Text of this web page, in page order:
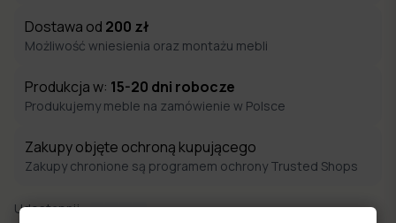
Dostawa od 200 zł
Możliwość wniesienia oraz montażu mebli
Produkcja w: 15-20 dni robocze
Produkujemy meble na zamówienie w Polsce
Zakupy objęte ochroną kupującego
Zakupy chronione są programem ochrony Trusted Shops
Udostępnij: